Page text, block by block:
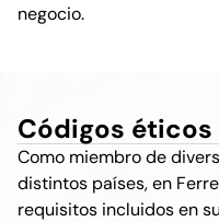
negocio.
Códigos éticos
Como miembro de
distintos países, en
requisitos incluidos en